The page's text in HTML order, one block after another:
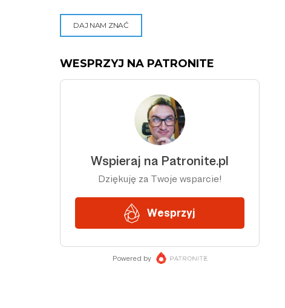
DAJ NAM ZNAĆ
WESPRZYJ NA PATRONITE